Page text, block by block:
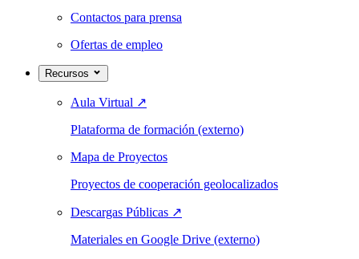
Contactos para prensa
Ofertas de empleo
Recursos
Aula Virtual ↗
Plataforma de formación (externo)
Mapa de Proyectos
Proyectos de cooperación geolocalizados
Descargas Públicas ↗
Materiales en Google Drive (externo)